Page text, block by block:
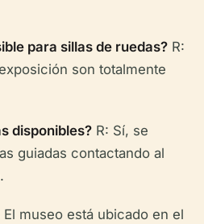
para sillas de ruedas? R:
son totalmente
disponibles? R: Sí, se
guiadas contactando al
El museo está ubicado en el